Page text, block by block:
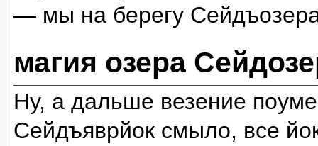
— мы на берегу
магия озера
Ну, а дальше везение
Сейдъяврйок смыло, все